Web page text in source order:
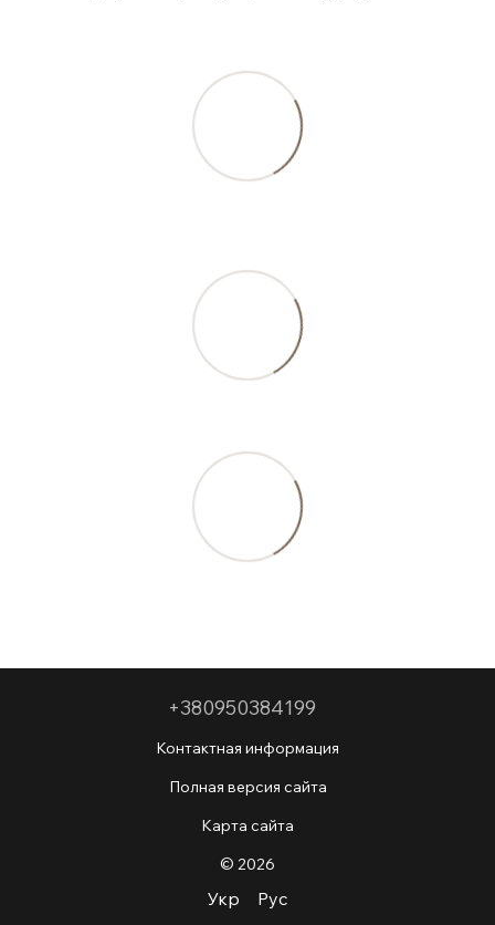
+380950384199
Контактная информация
Полная версия сайта
Карта сайта
© 2026
Укр Рус